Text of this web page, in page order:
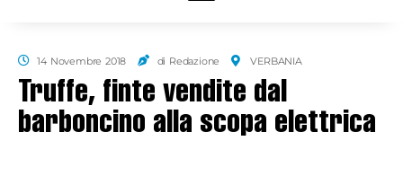
14 Novembre 2018 di Redazione VERBANIA
Truffe, finte vendite dal
barboncino alla scopa elettrica